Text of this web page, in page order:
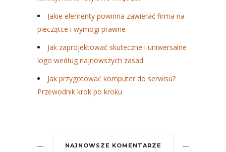
Jakie elementy powinna zawierać firma na
pieczątce i wymogi prawne
Jak zaprojektować skuteczne i uniwersalne
logo według najnowszych zasad
Jak przygotować komputer do serwisu?
Przewodnik krok po kroku
NAJNOWSZE KOMENTARZE